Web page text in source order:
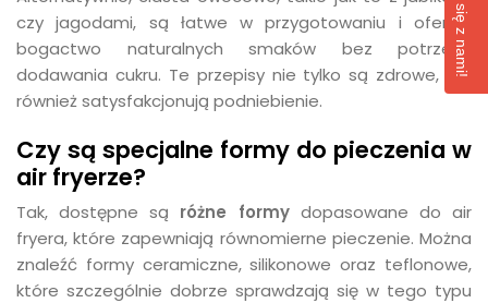
czy jagodami, są łatwe w przygotowaniu i oferują
bogactwo naturalnych smaków bez potrzeby
dodawania cukru. Te przepisy nie tylko są zdrowe, ale
również satysfakcjonują podniebienie.
Czy są specjalne formy do pieczenia w
air fryerze?
Tak, dostępne są różne formydopasowane do air
fryera, które zapewniają równomierne pieczenie. Można
znaleźć formy ceramiczne, silikonowe oraz teflonowe,
które szczególnie dobrze sprawdzają się w tego typu